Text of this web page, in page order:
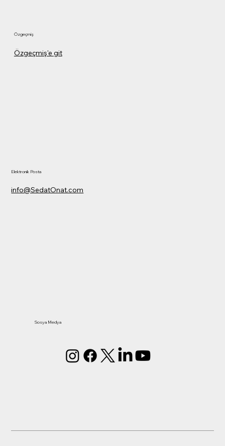
Özgeçmiş
Özgeçmiş'e git
info@SedatOnat.com
Elektronik Posta
Sosya Medya